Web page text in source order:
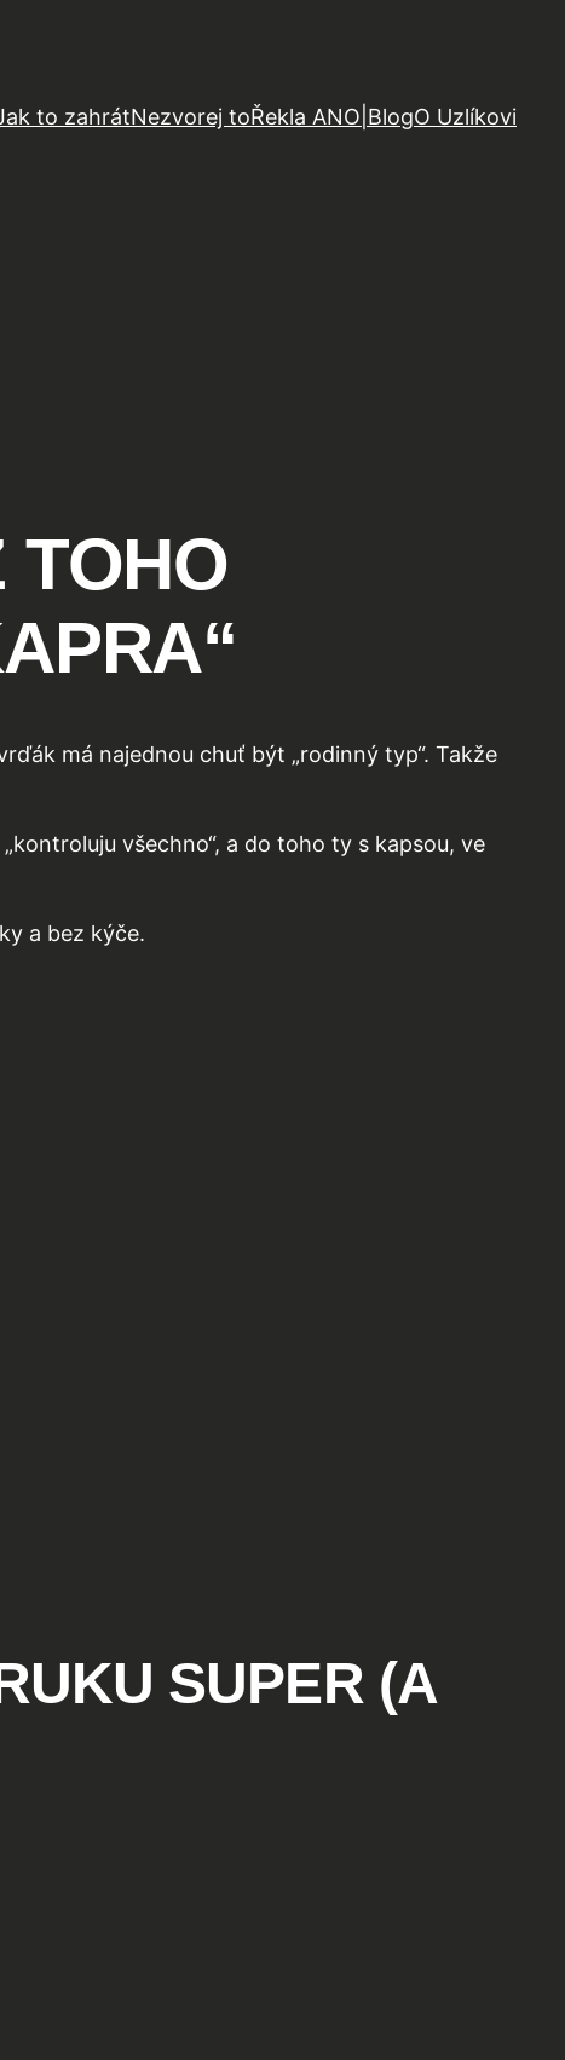
to zahrátNezvorej toŘekla ANO BlogO Uzlíkovi
TOHO
má najednou chuť být „rodinný typ“. Takže
všechno“, a do toho ty s kapsou, ve
a bez kýče.
SUPER (A